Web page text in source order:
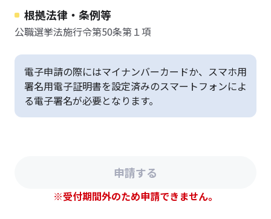
根拠法律・条例等
公職選挙法施行令第50条第１項
電子申請の際にはマイナンバーカードか、スマホ用
署名用電子証明書を設定済みのスマートフォンによ
る電子署名が必要となります。
※受付期間外のため申請できません。